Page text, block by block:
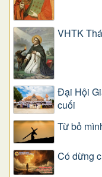
VHTK
Đại Hội
cuối
Từ bỏ
Có dừng